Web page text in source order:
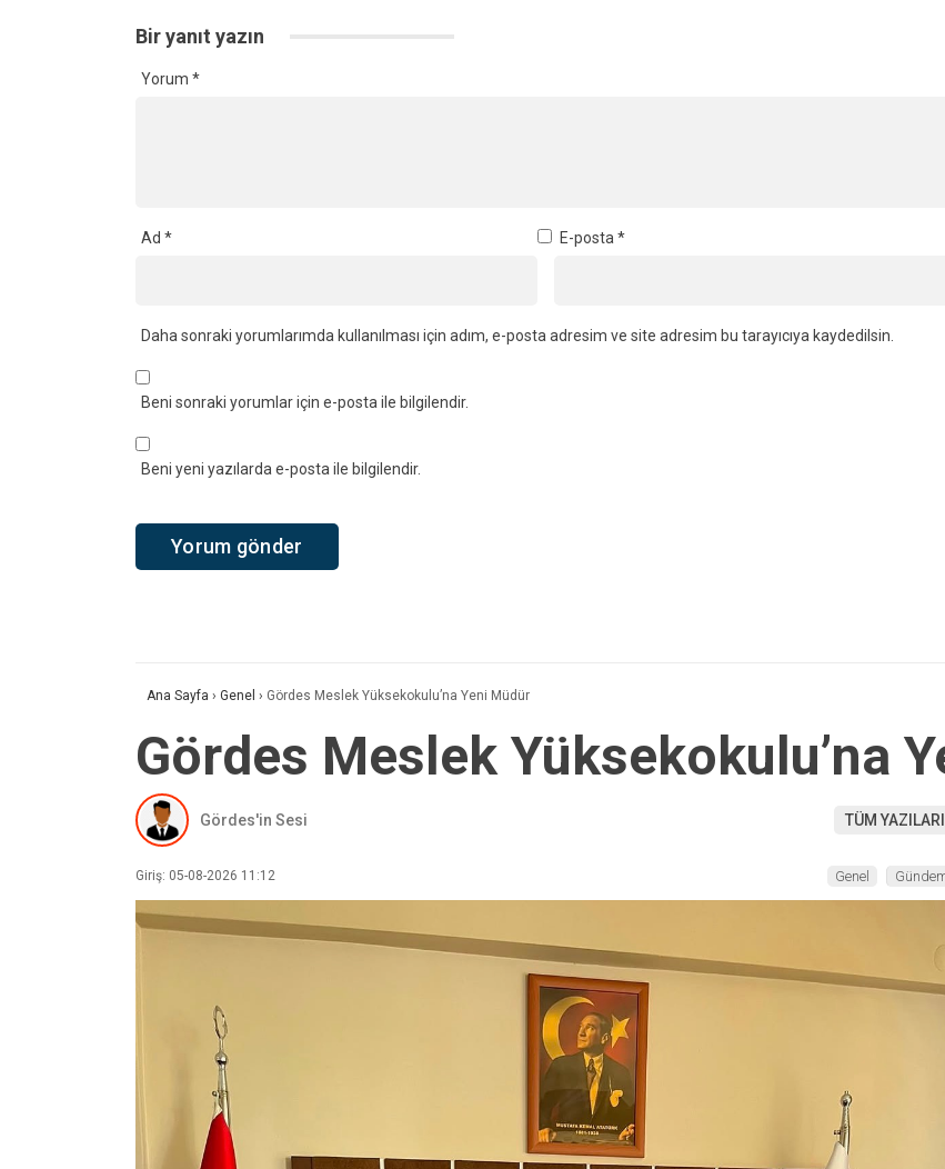
Bir yanıt yazın
Yorum *
Ad * E-posta *
Daha sonraki yorumlarımda kullanılması için adım, e-posta adresim ve site adresim bu tarayıcıya kaydedilsin.
Beni sonraki yorumlar için e-posta ile bilgilendir.
Beni yeni yazılarda e-posta ile bilgilendir.
Ana Sayfa › Genel › Gördes Meslek Yüksekokulu’na Yeni Müdür
Gördes Meslek Yüksekokulu’na
Gördes'in Sesi TÜM YAZILARI
Giriş: 05-08-2026 11:12 Genel